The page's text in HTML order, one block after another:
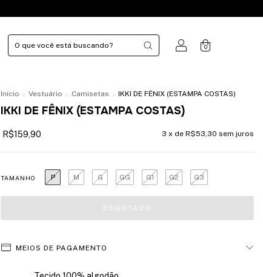
0
Início . Vestuário . Camisetas . IKKI DE FÊNIX (ESTAMPA COSTAS)
IKKI DE FÊNIX (ESTAMPA COSTAS)
R$159,90 3 x de R$53,30 sem juros
TAMANHO P M G GG G1 G2 G3
MEIOS DE PAGAMENTO